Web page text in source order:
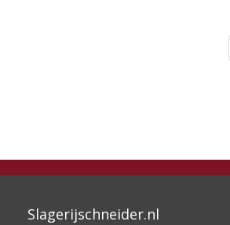
Slagerijschneider.nl